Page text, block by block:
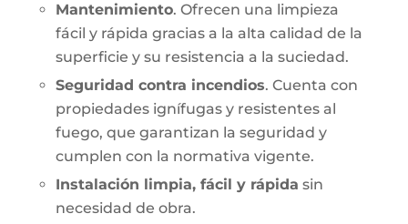
Mantenimiento. Ofrecen una limpieza
fácil y rápida gracias a la alta calidad de la
superficie y su resistencia a la suciedad.
Seguridad contra incendios. Cuenta con
propiedades ignífugas y resistentes al
fuego, que garantizan la seguridad y
cumplen con la normativa vigente.
Instalación limpia, fácil y rápida sin
necesidad de obra.